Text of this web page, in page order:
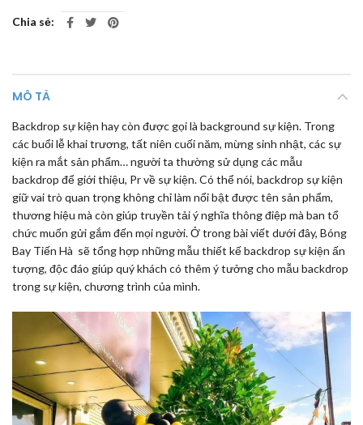
Chia sẻ
MÔ TẢ
Backdrop sự kiện hay còn được gọi là background sự kiện. Trong
các buổi lễ khai trương, tất niên cuối năm, mừng sinh nhật, các sự
kiện ra mắt sản phẩm… người ta thường sử dụng các mẫu
backdrop để giới thiệu, Pr về sự kiện. Có thể nói, backdrop sự kiện
giữ vai trò quan trọng không chỉ làm nổi bật được tên sản phẩm,
thương hiệu mà còn giúp truyền tải ý nghĩa thông điệp mà ban tổ
chức muốn gửi gắm đến mọi người. Ở trong bài viết dưới đây, Bóng
Bay Tiến Hà sẽ tổng hợp những mẫu thiết kế backdrop sự kiện ấn
tượng, độc đáo giúp quý khách có thêm ý tưởng cho mẫu backdrop
trong sự kiện, chương trình của mình.